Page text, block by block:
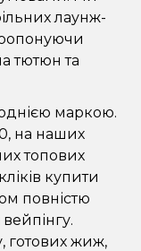
лаунж-
тютюн та
маркою.
на наших
топових
купити
повністю
готових жиж,